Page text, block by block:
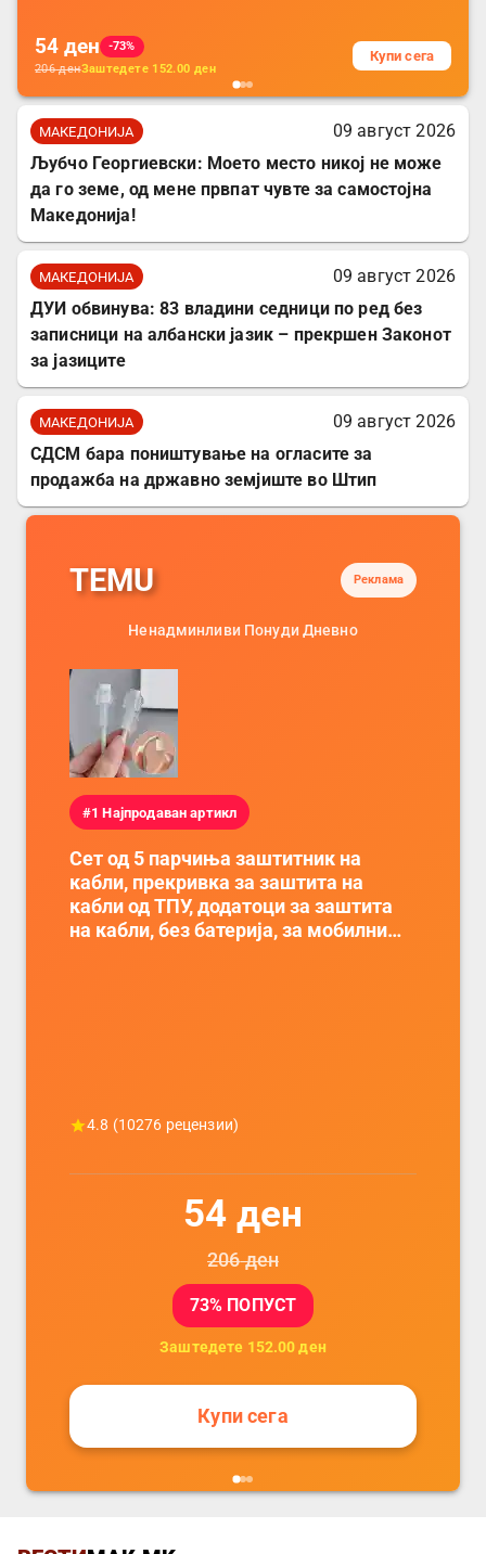
54 ден
-73%
206денЗаштедете 152.00 ден
Купи сега
МАКЕДОНИЈА
09 август 2026
Љубчо Георгиевски: Моето место никој не може
да го земе, од мене првпат чувте за самостојна
Македонија!
МАКЕДОНИЈА
09 август 2026
ДУИ обвинува: 83 владини седници по ред без
записници на албански јазик – прекршен Законот
за јазиците
МАКЕДОНИЈА
09 август 2026
СДСМ бара поништување на огласите за
продажба на државно земјиште во Штип
TEMU Реклама
Ненадминливи Понуди Дневно
#1 Најпродаван артикл
Сет од 5 парчиња заштитник на
кабли, прекривка за заштита на
кабли од ТПУ, додатоци за заштита
на кабли, без батерија, за мобилни
4.8 (10276 рецензии)
54 ден
206ден
73% ПОПУСТ
Заштедете 152.00 ден
Купи сега